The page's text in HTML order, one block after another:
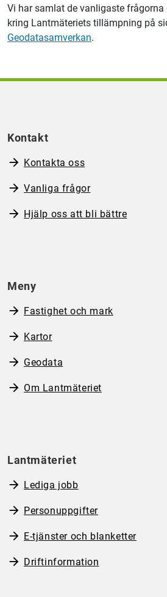
Vi har samlat de vanligaste frågorna
kring Lantmäteriets tillämpning på
Geodatasamverkan.
Kontakt
Kontakta oss
Vanliga frågor
Hjälp oss att bli bättre
Meny
Fastighet och mark
Kartor
Geodata
Om Lantmäteriet
Lantmäteriet
Lediga jobb
Personuppgifter
E-tjänster och blanketter
Driftinformation